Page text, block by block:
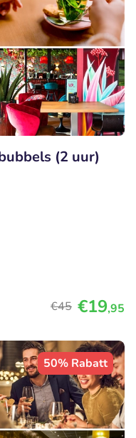
(2 uur)
€45 €19,95
50% Rabatt